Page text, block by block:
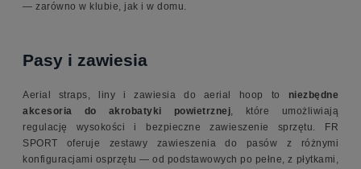
— zarówno w klubie, jak i w domu.
Pasy i zawiesia
Aerial straps, liny i zawiesia do aerial hoop to
niezbędne
akcesoria do akrobatyki powietrznej, które umożliwiają
regulację wysokości i bezpieczne zawieszenie sprzętu. FR
SPORT oferuje zestawy zawieszenia do pasów z różnymi
konfiguracjami osprzętu — od podstawowych po pełne, z płytkami,